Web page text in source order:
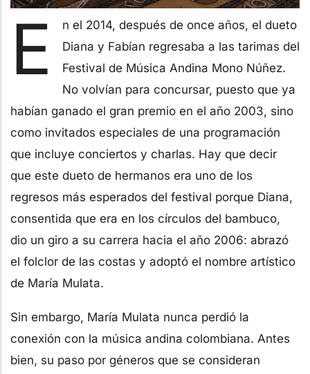
E
n el 2014, después de once años, el dueto
Diana y Fabían regresaba a las tarimas del
Festival de Música Andina Mono Núñez.
No volvían para concursar, puesto que ya
habían ganado el gran premio en el año 2003, sino
como invitados especiales de una programación
que incluye conciertos y charlas. Hay que decir
que este dueto de hermanos era uno de los
regresos más esperados del festival porque Diana,
consentida que era en los círculos del bambuco,
dio un giro a su carrera hacia el año 2006: abrazó
el folclor de las costas y adoptó el nombre artístico
de María Mulata.
Sin embargo, María Mulata nunca perdió la
conexión con la música andina colombiana. Antes
bien, su paso por géneros que se consideran